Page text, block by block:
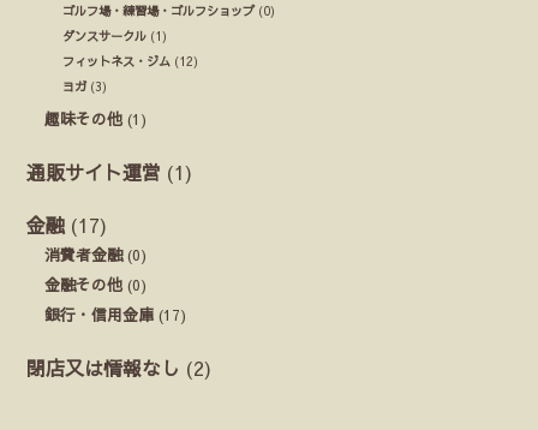
ゴルフ場・練習場・ゴルフショップ(0)
ダンスサークル (1)
フィットネス・ジム (12)
ヨガ (3)
趣味その他 (1)
通販サイト運営 (1)
金融 (17)
消費者金融(0)
金融その他 (0)
銀行・信用金庫 (17)
閉店又は情報なし (2)